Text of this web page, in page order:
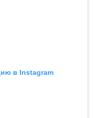
в Instagram